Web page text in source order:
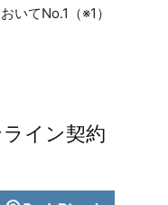
いてNo.1（※1）
イン契約